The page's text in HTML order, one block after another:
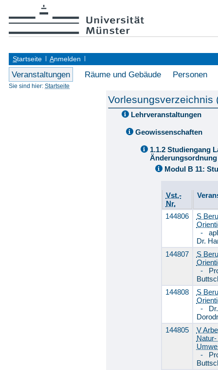
Startseite Anmelden
Veranstaltungen Räume und Gebäude Personen
Sie sind hier: Startseite
Vorlesungsverzeichnis
Lehrveranstaltungen
Geowissenschaften
1.1.2 Studiengang
Änderungsordnung
Modul B 11:
Vst.-
Nr.
144806
S
-
Dr.
144807
S
-
144808
S
- Dr.
144805
V
Natur-
-